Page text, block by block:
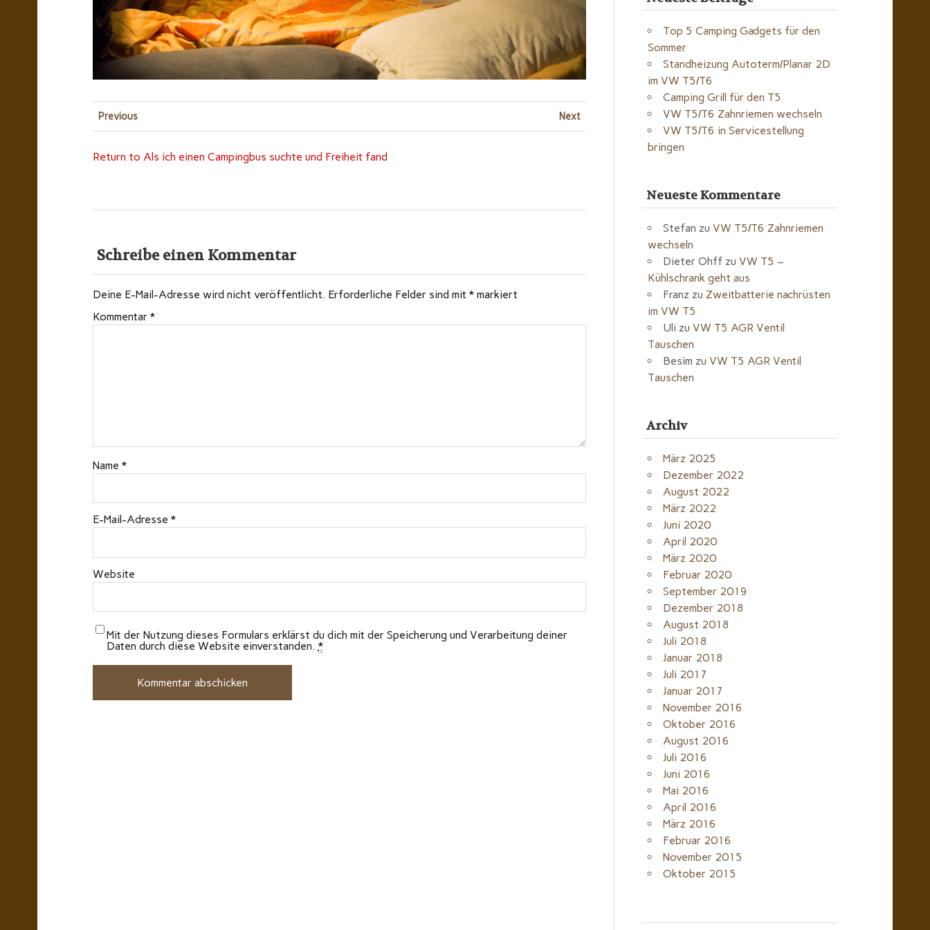
Previous Next
Return to Als ich einen Campingbus suchte und Freiheit fand
Schreibe einen Kommentar
Deine E-Mail-Adresse wird nicht veröffentlicht. Erforderliche Felder sind mit *markiert
Kommentar *
Name *
E-Mail-Adresse *
Website
Mit der Nutzung dieses Formulars erklärst du dich mit der Speicherung und Verarbeitung deiner
Daten durch diese Website einverstanden. *
Top 5 Camping Gadgets für den
Sommer
Standheizung Autoterm/Planar 2D
im VW T5/T6
Camping Grill für den T5
VW T5/T6 Zahnriemen wechseln
VW T5/T6 in Servicestellung
bringen
Neueste Kommentare
Stefan zuVW T5/T6 Zahnriemen
wechseln
Dieter Ohff zuVW T5 –
Kühlschrank geht aus
Franz zu Zweitbatterie nachrüsten
im VW T5
Uli zuVW T5 AGR Ventil
Tauschen
Besim zuVW T5 AGR Ventil
Tauschen
Archiv
März 2025
Dezember 2022
August 2022
März 2022
Juni 2020
April 2020
März 2020
Februar 2020
September 2019
Dezember 2018
August 2018
Juli 2018
Januar 2018
Juli 2017
Januar 2017
November 2016
Oktober 2016
August 2016
Juli 2016
Juni 2016
Mai 2016
April 2016
März 2016
Februar 2016
November 2015
Oktober 2015